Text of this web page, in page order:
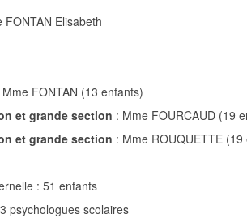
Elisabeth
Mme FONTAN (13 enfants)
et grande section : Mme FOURCAUD (19
et grande section : Mme ROUQUETTE
: 51 enfants
psychologues scolaires